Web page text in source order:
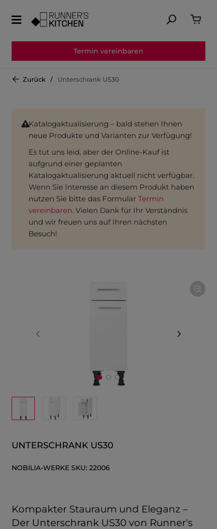
Termin vereinbaren
Zurück Unterschrank US30
Katalogaktualisierung – bald stehen Ihnen
neue Produkte und Varianten zur Verfügung!
Es tut uns leid, aber der Online-Kauf ist
aufgrund einer geplanten
Katalogaktualisierung aktuell nicht verfügbar.
Wenn Sie Interesse an diesem Produkt haben
nutzen Sie bitte das Formular Termin
vereinbaren. Vielen Dank für Ihr Verständnis
und wir freuen uns auf Ihren nächsten
Besuch!
UNTERSCHRANK US30
NOBILIA-WERKE SKU: 22006
Kompakter Stauraum und Eleganz –
Der Unterschrank US30 von Runner's